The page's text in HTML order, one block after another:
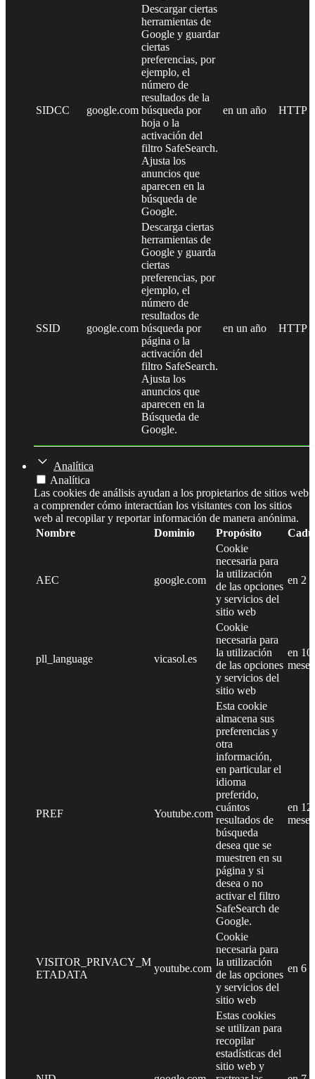
SIDCC google.com
Descargar ciertas
herramientas de
Google y guardar
ciertas
preferencias, por
ejemplo, el
número de
resultados de la
búsqueda por
hoja o la
activación del
filtro SafeSearch.
Ajusta los
anuncios que
aparecen en la
búsqueda de
Google.
en un año HTTP
SSID google.com
Descarga ciertas
herramientas de
Google y guarda
ciertas
preferencias, por
ejemplo, el
número de
resultados de
búsqueda por
página o la
activación del
filtro SafeSearch.
Ajusta los
anuncios que
aparecen en la
Búsqueda de
Google.
en un año HTTP
Analítica
Analítica
Las cookies de análisis ayudan a los propietarios de sitios web
a comprender cómo interactúan los visitantes con los sitios
web al recopilar y reportar información de manera anónima.
Nombre
Dominio Propósito
AEC google.com
Cookie
necesaria para
la utilización
de las opciones
y servicios del
sitio web
en 2
pll_language vicasol.es
Cookie
necesaria para
la utilización
de las opciones
y servicios del
sitio web
en 10
meses
PREF Youtube.com
Esta cookie
almacena sus
preferencias y
otra
información,
en particular el
idioma
preferido,
cuántos
resultados de
búsqueda
desea que se
muestren en su
página y si
desea o no
activar el filtro
SafeSearch de
Google.
en 12
meses
VISITOR_PRIVACY_M
ETADATA
youtube.com
Cookie
necesaria para
la utilización
de las opciones
y servicios del
sitio web
en 6
Estas cookies
se utilizan para
recopilar
estadísticas del
sitio web y